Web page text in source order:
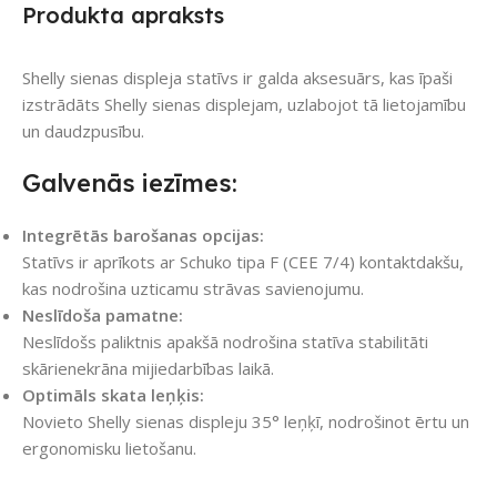
Produkta apraksts
Shelly sienas displeja statīvs ir galda aksesuārs, kas īpaši
izstrādāts Shelly sienas displejam, uzlabojot tā lietojamību
un daudzpusību.
Galvenās iezīmes:
Integrētās barošanas opcijas:
Statīvs ir aprīkots ar Schuko tipa F (CEE 7/4) kontaktdakšu,
kas nodrošina uzticamu strāvas savienojumu.
Neslīdoša pamatne:
Neslīdošs paliktnis apakšā nodrošina statīva stabilitāti
skārienekrāna mijiedarbības laikā.
Optimāls skata leņķis:
Novieto Shelly sienas displeju 35° leņķī, nodrošinot ērtu un
ergonomisku lietošanu.